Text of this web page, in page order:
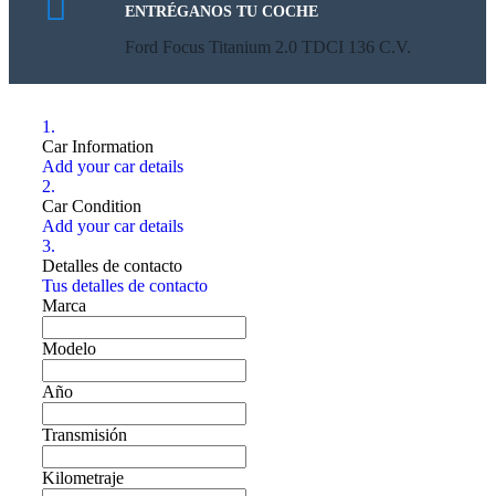
ENTRÉGANOS TU COCHE
Ford Focus Titanium 2.0 TDCI 136 C.V.
1.
Car Information
Add your car details
2.
Car Condition
Add your car details
3.
Detalles de contacto
Tus detalles de contacto
Marca
Modelo
Año
Transmisión
Kilometraje